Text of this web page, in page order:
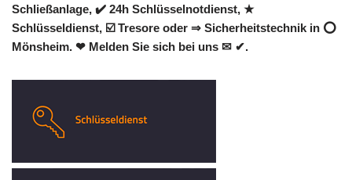
Schließanlage, ✔️ 24h Schlüsselnotdienst, ★
Schlüsseldienst, ☑️ Tresore oder ⇒ Sicherheitstechnik in ⭕
Mönsheim. ❤ Melden Sie sich bei uns ✉ ✔.